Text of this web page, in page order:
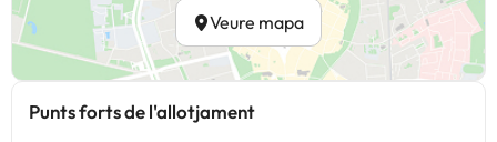
Veure mapa
Punts forts de l'allotjament